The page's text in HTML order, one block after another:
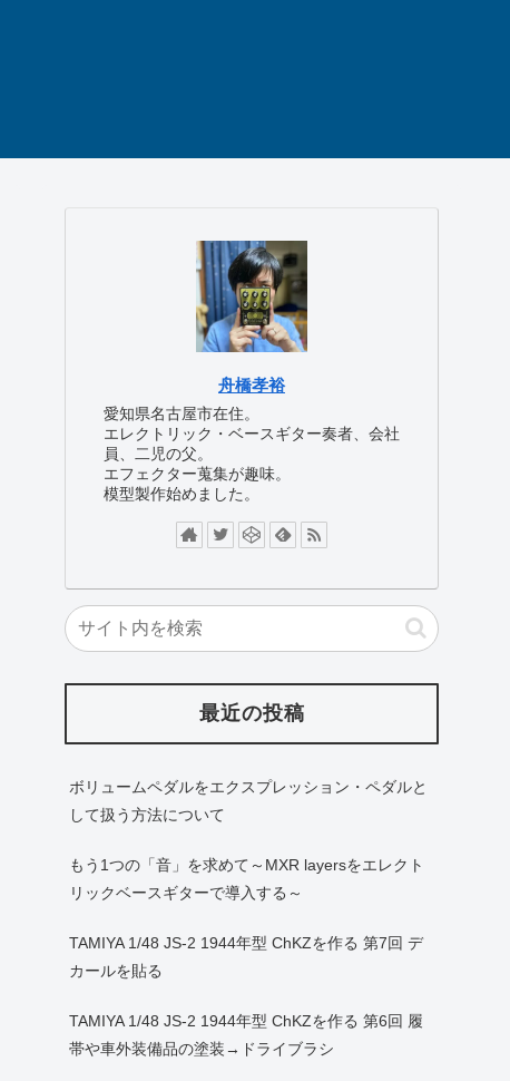
舟橋孝裕
愛知県名古屋市在住。
エレクトリック・ベースギター奏者、会社
員、二児の父。
エフェクター蒐集が趣味。
模型製作始めました。
最近の投稿
ボリュームペダルをエクスプレッション・ペダルと
して扱う方法について
もう1つの「音」を求めて～MXR layersをエレクト
リックベースギターで導入する～
TAMIYA 1/48 JS-2 1944年型 ChKZを作る 第7回 デ
カールを貼る
TAMIYA 1/48 JS-2 1944年型 ChKZを作る 第6回 履
帯や車外装備品の塗装→ドライブラシ